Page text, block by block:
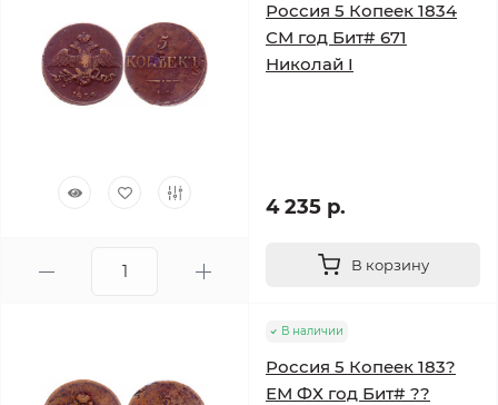
Россия 5 Копеек 1834
СМ год Бит# 671
Николай I
4 235 р.
В корзину
В наличии
Россия 5 Копеек 183?
ЕМ ФХ год Бит# ??